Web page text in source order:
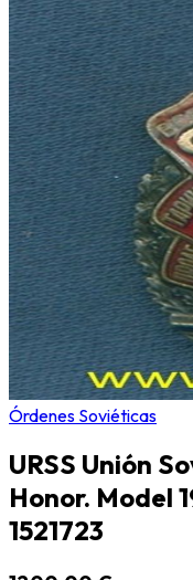
Órdenes Soviéticas
URSS Unión
Honor. Model
1521723